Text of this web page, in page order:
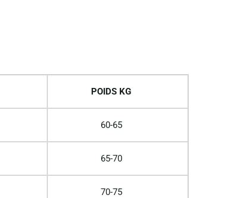
POIDS KG
60-65
65-70
70-75